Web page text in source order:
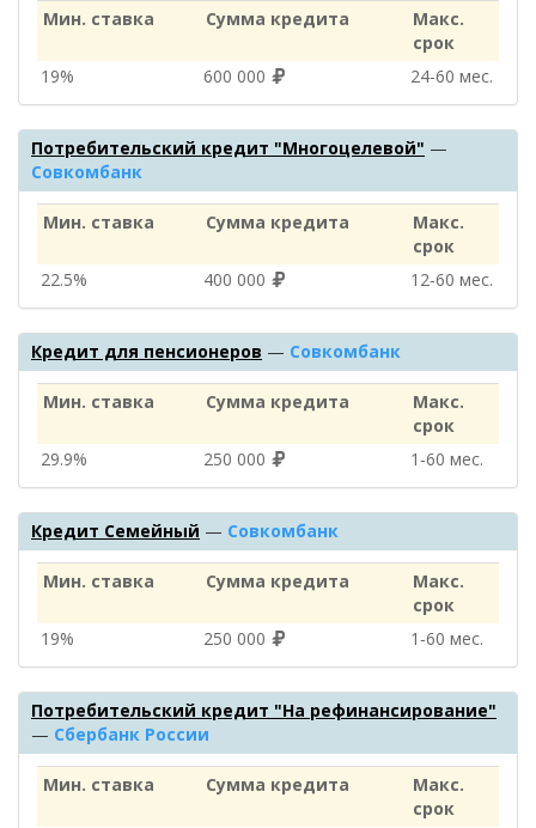
Мин. ставка Сумма кредита
Макс.
срок
19%
600 000 24‑60 мес.
Потребительский кредит "Многоцелевой" —
Совкомбанк
Мин. ставка Сумма кредита
Макс.
срок
22.5%
400 000 12‑60 мес.
Кредит для пенсионеров — Совкомбанк
Мин. ставка Сумма кредита
Макс.
срок
29.9%
250 000 1‑60 мес.
Кредит Семейный — Совкомбанк
Мин. ставка Сумма кредита
Макс.
срок
19%
250 000 1‑60 мес.
Потребительский кредит "На рефинансирование"
— Сбербанк России
Мин. ставка Сумма кредита
Макс.
срок